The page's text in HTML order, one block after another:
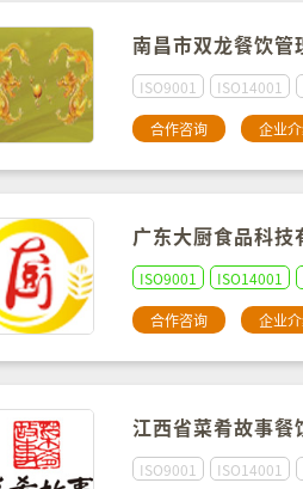
南昌市双龙餐饮管
ISO9001 ISO14001
合作咨询 企业
广东大厨食品科技
ISO9001 ISO14001
合作咨询 企业
江西省菜肴故事
ISO9001 ISO14001